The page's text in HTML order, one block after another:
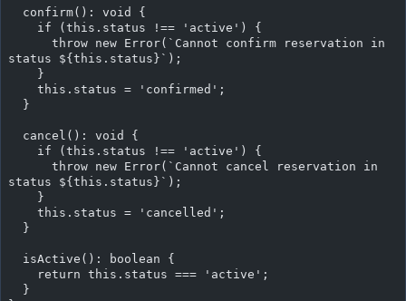
  confirm(): void {
    if (this.status !== 'active') {
status ${this.status}`);
    }
    this.status = 'confirmed';
  }
  cancel(): void {
    if (this.status !== 'active') {
status ${this.status}`);
    }
    this.status = 'cancelled';
  }
  isActive(): boolean {
    return this.status === 'active';
  }